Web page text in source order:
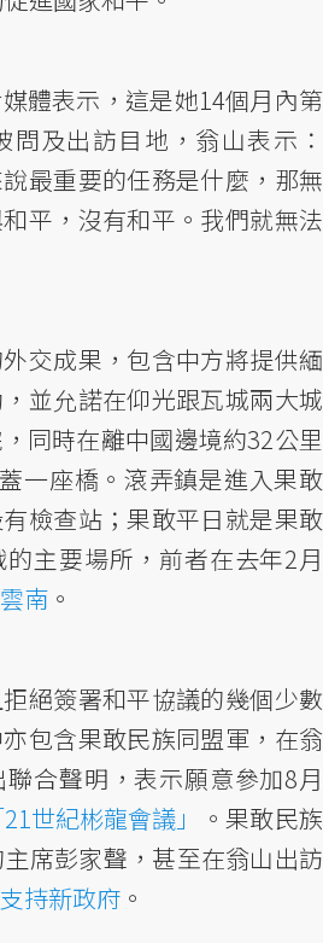
體表示，這是她14個月內第
及出訪目地，翁山表示：
說最重要的任務是什麼，那無
平，沒有和平。我們就無法
交成果，包含中方將提供緬
並允諾在仰光跟瓦城兩大城
同時在離中國邊境約32公里
一座橋。滾弄鎮是進入果敢
檢查站；果敢平日就是果敢
主要場所，前者在去年2月
南 。
絕簽署和平協議的幾個少數
包含果敢民族同盟軍，在翁
合聲明，表示願意參加8月
21世紀彬龍會議」
。果敢民族
席彭家聲，甚至在翁山出訪
持新政府 。